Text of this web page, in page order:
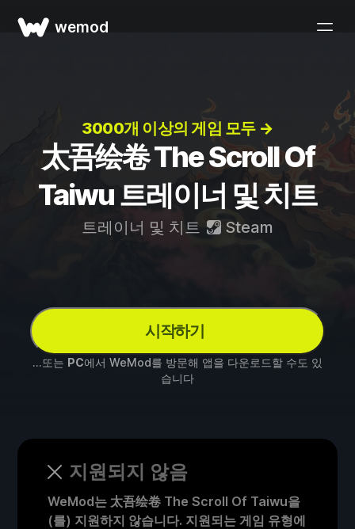
wemod
3000개 이상의 게임 모두 →
太吾绘卷 The Scroll Of
Taiwu 트레이너 및 치트
트레이너 및 치트 Steam
시작하기
...또는 PC에서 WeMod를 방문해 앱을 다운로드할 수도 있
습니다
지원되지 않음
WeMod는 太吾绘卷 The Scroll Of Taiwu을
(를) 지원하지 않습니다. 지원되는 게임 유형에